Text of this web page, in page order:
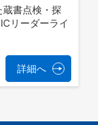
蔵書点検・探
リーダーライ
詳細へ